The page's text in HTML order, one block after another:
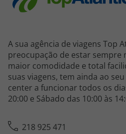
A sua agência de viagens Top
preocupação de estar sempre
maior comodidade e total
suas viagens, tem ainda ao
center a funcionar todos os
20:00 e Sábado das 10:00 às
218 925 471